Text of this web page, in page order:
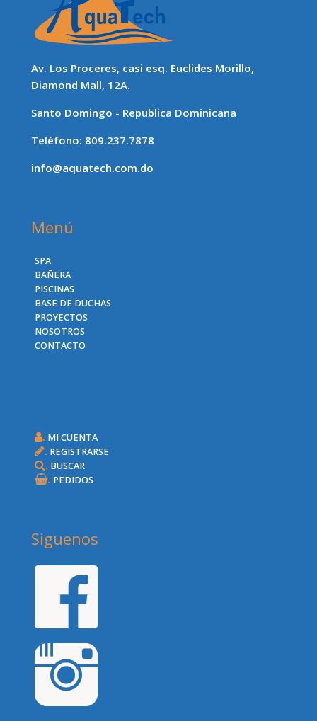
Av. Los Proceres, casi esq. Euclides Morillo,
Diamond Mall, 12A.
Santo Domingo - Republica Dominicana
Teléfono: 809.237.7878
info@aquatech.com.do
Menú
SPA
BAÑERA
PISCINAS
BASE DE DUCHAS
PROYECTOS
NOSOTROS
CONTACTO
. MI CUENTA
REGISTRARSE
BUSCAR
. PEDIDOS
Siguenos